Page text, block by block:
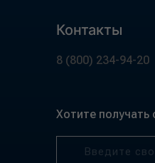
Контакты
8 (800) 234-94-20
Хотите получать